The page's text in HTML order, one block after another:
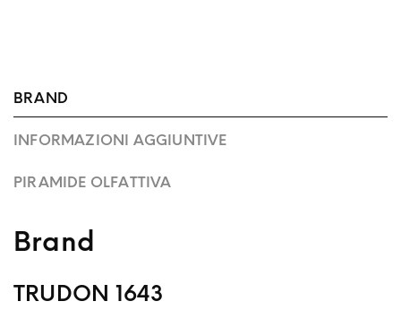
BRAND
INFORMAZIONI AGGIUNTIVE
PIRAMIDE OLFATTIVA
Brand
TRUDON 1643